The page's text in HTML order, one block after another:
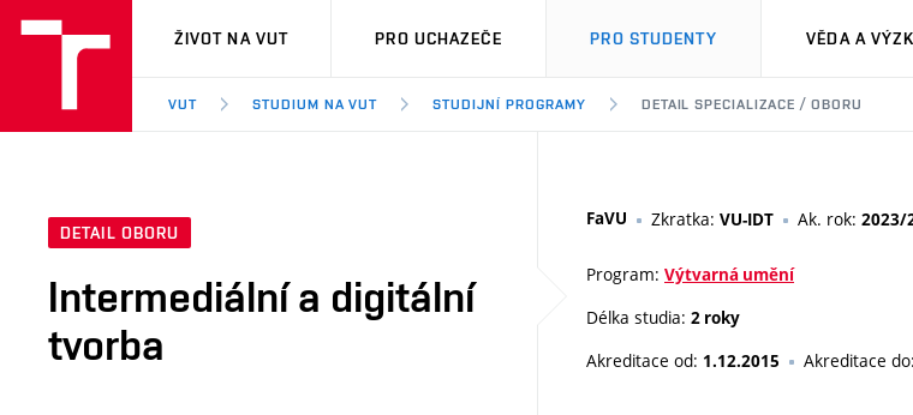
VUT
ŽIVOT NA VUT PRO UCHAZEČE PRO STUDENTY VĚDA A
VUT STUDIUM NA VUT STUDIJNÍ PROGRAMY DETAIL SPECIALIZACE / OBORU
DETAIL OBORU
Intermediální a digitální
tvorba
FaVU Zkratka: VU-IDT Ak. rok: 2023/
Program: Výtvarná umění
Délka studia: 2 roky
Akreditace od: 1.12.2015 Akreditace do: